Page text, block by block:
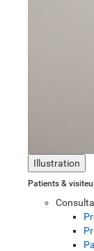
Illustration
Patients &